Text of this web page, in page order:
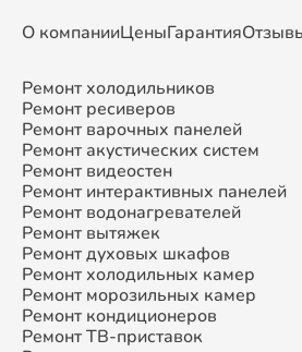
О компанииЦеныГарантия
Ремонт холодильников
Ремонт ресиверов
Ремонт варочных панелей
Ремонт акустических систем
Ремонт видеостен
Ремонт интерактивных панелей
Ремонт водонагревателей
Ремонт вытяжек
Ремонт духовых шкафов
Ремонт холодильных камер
Ремонт морозильных камер
Ремонт кондиционеров
Ремонт ТВ-приставок